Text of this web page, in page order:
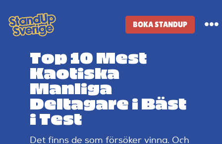
to
content
BOKA STANDUP
Standup-butik
Komiker
Lineup
Top 10 Mest
Kaotiska
Manliga
Deltagare i Bäst
i Test
Det finns de som försöker vinna. Och